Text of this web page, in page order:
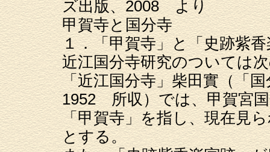
ズ出版、2008 より
甲賀寺と国分寺
１．「甲賀寺」と「史跡紫
近江国分寺研究のついては
「近江国分寺」柴田實（「
1952 所収）では、甲賀宮
「甲賀寺」を指し、現在見
とする。